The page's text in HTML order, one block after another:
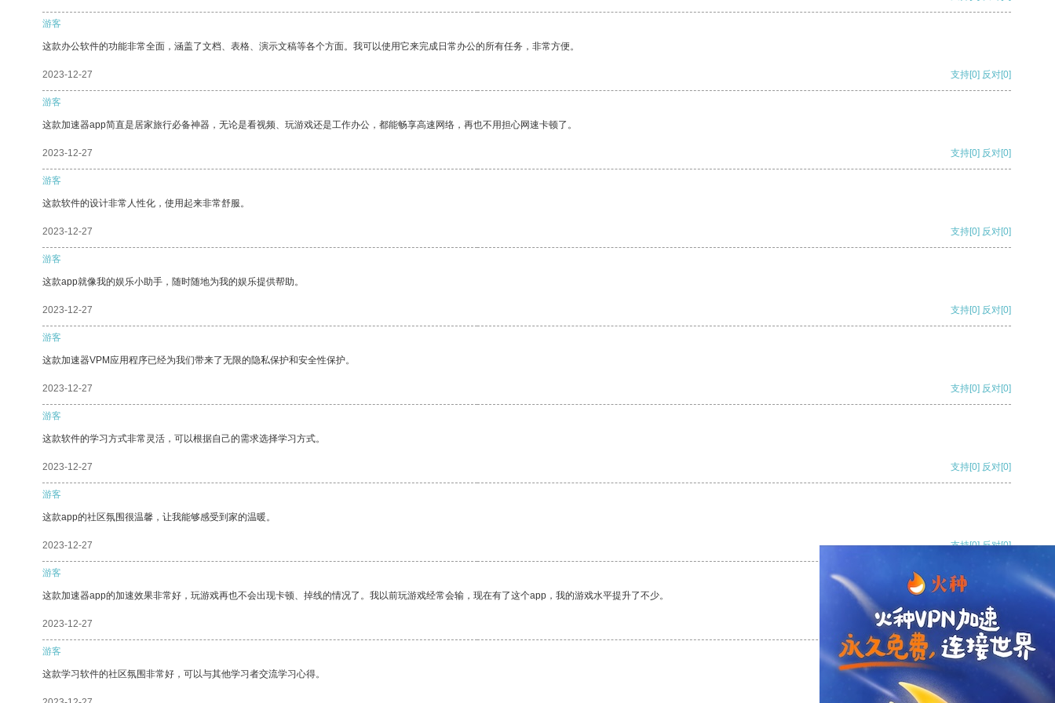
游客
这款办公软件的功能非常全面，涵盖了文档、表格、演示文稿等各个方面。我可以使用它来完成日常办公的所有任务，非常方便。
2023-12-27 支持[0] 反对[0]
游客
这款加速器app简直是居家旅行必备神器，无论是看视频、玩游戏还是工作办公，都能畅享高速网络，再也不用担心网速卡顿了。
2023-12-27 支持[0] 反对[0]
游客
这款软件的设计非常人性化，使用起来非常舒服。
2023-12-27 支持[0] 反对[0]
游客
这款app就像我的娱乐小助手，随时随地为我的娱乐提供帮助。
2023-12-27 支持[0] 反对[0]
游客
这款加速器VPM应用程序已经为我们带来了无限的隐私保护和安全性保护。
2023-12-27 支持[0] 反对[0]
游客
这款软件的学习方式非常灵活，可以根据自己的需求选择学习方式。
2023-12-27 支持[0] 反对[0]
游客
这款app的社区氛围很温馨，让我能够感受到家的温暖。
2023-12-27 支持[0] 反对[0]
游客
这款加速器app的加速效果非常好，玩游戏再也不会出现卡顿、掉线的情况了。我以前玩游戏经常会输，现在有了这个app，我的游戏水平提升了不少。
2023-12-27 支持[0] 反对
游客
这款学习软件的社区氛围非常好，可以与其他学习者交流学习心得。